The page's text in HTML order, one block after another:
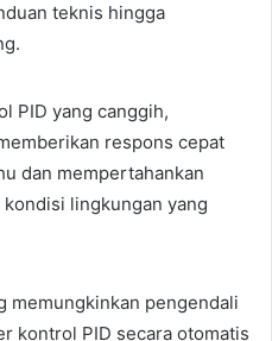
teknis hingga
PID yang canggih,
respons cepat
dan mempertahankan
lingkungan yang
memungkinkan pengendali
kontrol PID secara otomatis